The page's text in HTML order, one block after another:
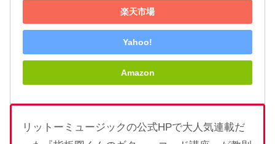
楽天市場
Yahoo!
Amazon
リットーミュージックの公式HPで大人気連載だ